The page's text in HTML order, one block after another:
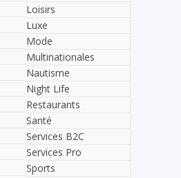
Loisirs
Luxe
Mode
Multinationales
Nautisme
Night Life
Restaurants
Santé
Services B2C
Services Pro
Sports